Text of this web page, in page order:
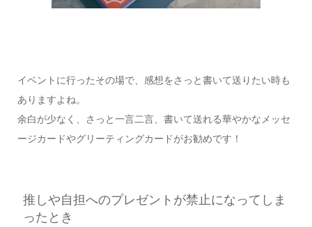
イベントに行ったその場で、感想をさっと書いて送りたい時も
ありますよね。
余白が少なく、さっと一言二言、書いて送れる華やかなメッセ
ージカードやグリーティングカードがお勧めです！
推しや自担へのプレゼントが禁止になってしま
ったとき